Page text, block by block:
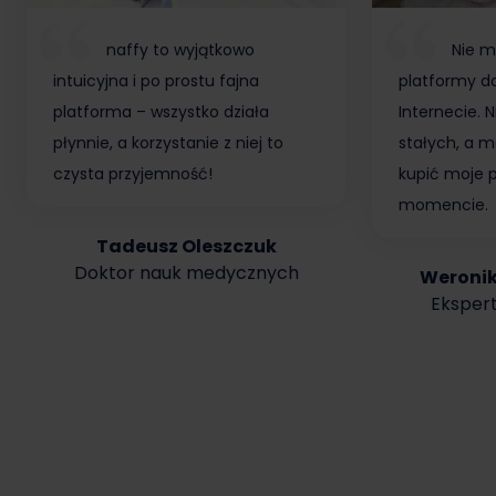
naffy to wyjątkowo
intuicyjna i po prostu fajna
platforma – wszystko działa
płynnie, a korzystanie z niej to
czysta przyjemność!
Tadeusz Oleszczuk
Doktor nauk medycznych
Nie
platformy
Internecie.
stałych, a
kupić moje
momencie.